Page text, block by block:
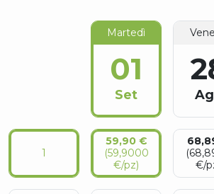
1
Martedì
01
Set
59,90 €
(59,9000
€/pz)
€/